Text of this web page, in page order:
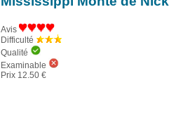
Avis
Difficulté
Qualité
Examinable
Prix 12.50 €